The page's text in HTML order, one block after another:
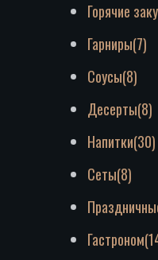
Горячие
Гарниры(7)
Соусы(8)
Десерты(8)
Напитки(30)
Сеты(8)
Гастроном